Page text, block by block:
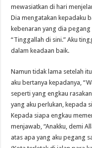
mewasiatkan di hari
Dia mengatakan kepadaku
kebenaran yang dia pegang
“Tinggallah di sini.” Aku
dalam keadaan baik.
Namun tidak lama setelah
aku bertanya kepadanya,
seperti yang engkau
yang aku perlukan, kepada
Kepada siapa engkau
menjawab, “Anakku, demi
atas apa yang aku pegang